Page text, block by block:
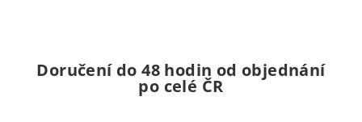
Doručení do 48 hodin od objednání
po celé ČR